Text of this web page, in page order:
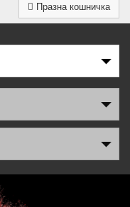
Празна кошничка